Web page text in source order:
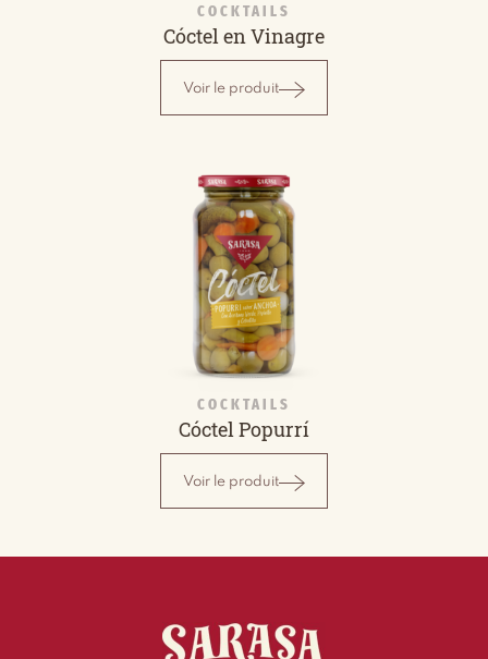
COCKTAILS
Cóctel en Vinagre
Voir le produit
COCKTAILS
Cóctel Popurrí
Voir le produit